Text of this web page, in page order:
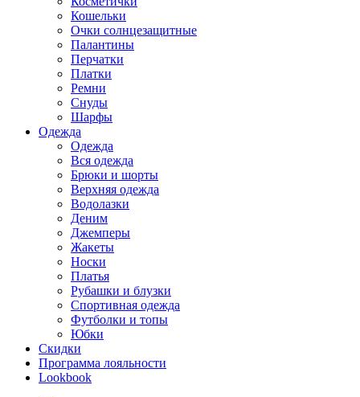
Кошельки
Очки солнцезащитные
Палантины
Перчатки
Платки
Ремни
Снуды
Шарфы
Одежда
Одежда
Вся одежда
Брюки и шорты
Верхняя одежда
Водолазки
Деним
Джемперы
Жакеты
Носки
Платья
Рубашки и блузки
Спортивная одежда
Футболки и топы
Юбки
Скидки
Программа лояльности
Lookbook